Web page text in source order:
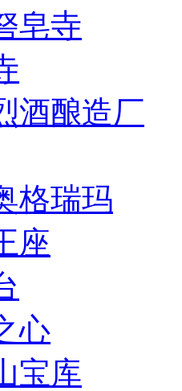
皂寺
酒酿造厂
格瑞玛
座
心
宝库